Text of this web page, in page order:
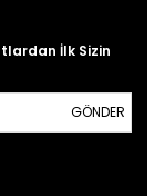
İlk Sizin
GÖNDER